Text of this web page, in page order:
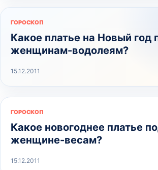
ГОРОСКОП
Какое платье на Новый год
женщинам-водолеям?
15.12.2011
ГОРОСКОП
Какое новогоднее платье
женщине-весам?
15.12.2011